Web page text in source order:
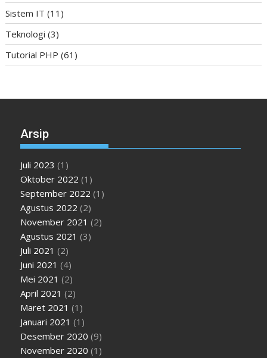
Sistem IT (11)
Teknologi (3)
Tutorial PHP (61)
Arsip
Juli 2023 (1)
Oktober 2022 (1)
September 2022 (1)
Agustus 2022 (2)
November 2021 (2)
Agustus 2021 (3)
Juli 2021 (2)
Juni 2021 (4)
Mei 2021 (2)
April 2021 (2)
Maret 2021 (1)
Januari 2021 (1)
Desember 2020 (9)
November 2020 (1)